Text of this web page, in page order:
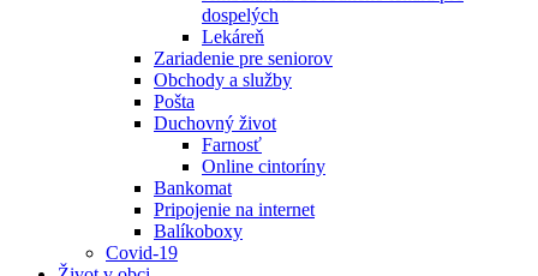
dospelých
Lekáreň
Zariadenie pre seniorov
Obchody a služby
Pošta
Duchovný život
Farnosť
Online cintoríny
Bankomat
Pripojenie na internet
Balíkoboxy
Covid-19